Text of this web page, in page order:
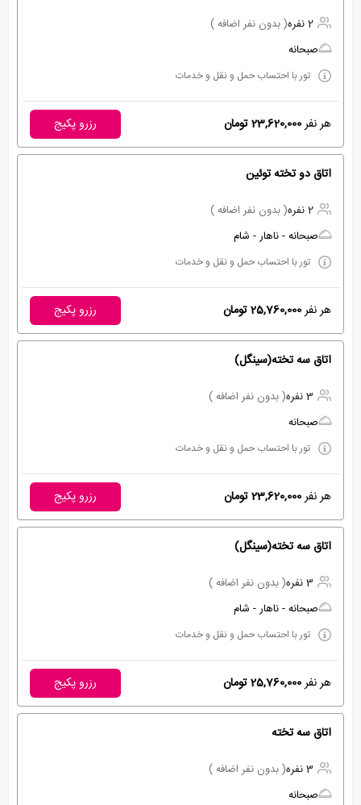
2 نفره
( بدون نفر اضافه )
صبحانه
تور با احتساب حمل و نقل و خدمات
هر نفر23,620,000 تومان رزرو پکیج
اتاق دو تخته توئین
2 نفره
( بدون نفر اضافه )
صبحانه - ناهار - شام
تور با احتساب حمل و نقل و خدمات
هر نفر25,760,000 تومان رزرو پکیج
اتاق سه تخته(سینگل)
3 نفره
( بدون نفر اضافه )
صبحانه
تور با احتساب حمل و نقل و خدمات
هر نفر23,620,000 تومان رزرو پکیج
اتاق سه تخته(سینگل)
3 نفره
( بدون نفر اضافه )
صبحانه - ناهار - شام
تور با احتساب حمل و نقل و خدمات
هر نفر25,760,000 تومان رزرو پکیج
اتاق سه تخته
3 نفره
( بدون نفر اضافه )
صبحانه